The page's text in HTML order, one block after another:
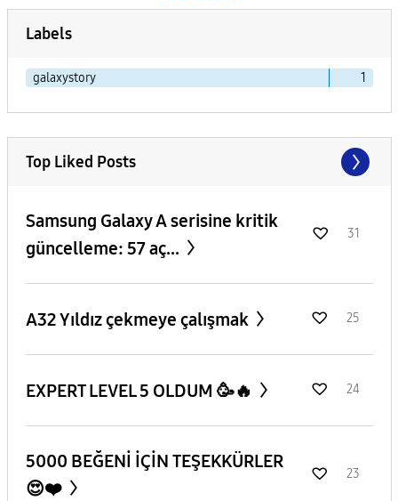
Labels
galaxystory 1
Top Liked Posts
Samsung Galaxy A serisine kritik
güncelleme: 57 aç...
31
A32 Yıldız çekmeye çalışmak 25
EXPERT LEVEL 5 OLDUM 🥳🔥 24
5000 BEĞENİ İÇİN TEŞEKKÜRLER
😍❤️
23